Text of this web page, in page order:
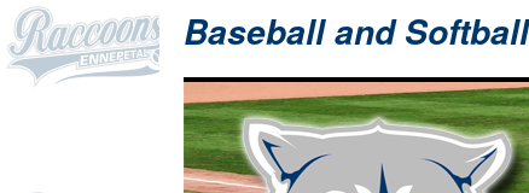
Baseball and